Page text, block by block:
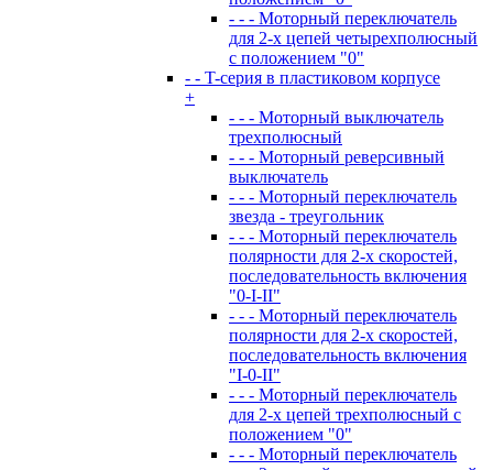
- - - Моторный переключатель
для 2-х цепей четырехполюсный
с положением "0"
- - T-серия в пластиковом корпусе
+
- - - Моторный выключатель
трехполюсный
- - - Моторный реверсивный
выключатель
- - - Моторный переключатель
звезда - треугольник
- - - Моторный переключатель
полярности для 2-х скоростей,
последовательность включения
"0-I-II"
- - - Моторный переключатель
полярности для 2-х скоростей,
последовательность включения
"I-0-II"
- - - Моторный переключатель
для 2-х цепей трехполюсный с
положением "0"
- - - Моторный переключатель